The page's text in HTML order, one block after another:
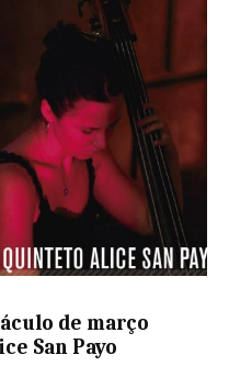
de março
San Payo